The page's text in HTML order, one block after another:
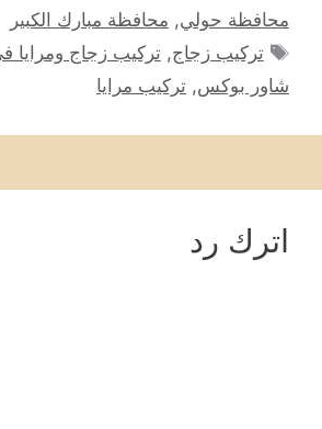
محافظة حولي, محافظة مبارك الكبير
الوسوم
تركيب زجاج,تركيب زجاج ومرايا
شاور بوكس, تركيب مرايا
اترك رد